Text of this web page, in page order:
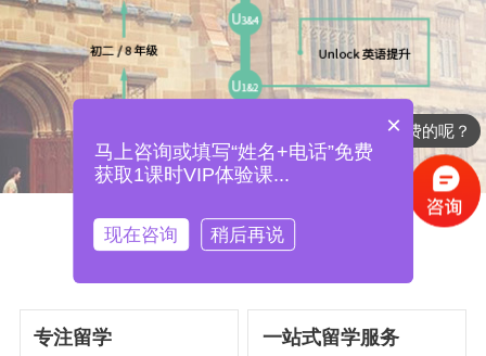
我们的优势
专注留学 一站式留学服务
你们是怎么收费的呢？
×
马上咨询或填写“姓名+电话”免费
获取1课时VIP体验课...
现在咨询 稍后再说